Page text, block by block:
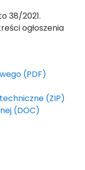
38/2021.
ogłoszenia
(PDF)
(ZIP)
(DOC)